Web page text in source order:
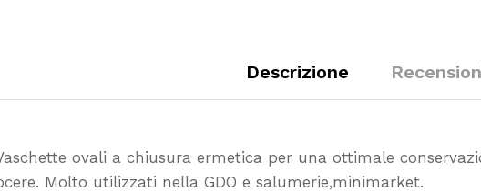
Descrizione
ovali a chiusura ermetica per una ottimale
Molto utilizzati nella GDO e salumerie,minimarket.